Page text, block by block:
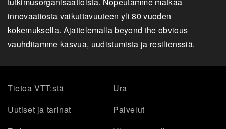
innovaatiosta vaikuttavuuteen yli 80 vuoden
kokemuksella. Ajattelemalla beyond the obvious
vauhditamme kasvua, uudistumista ja resilienssiä.
Tietoa VTT:stä
Ura
Uutiset ja tarinat
Palvelut